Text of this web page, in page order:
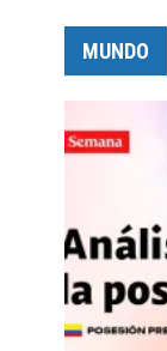
MUNDO